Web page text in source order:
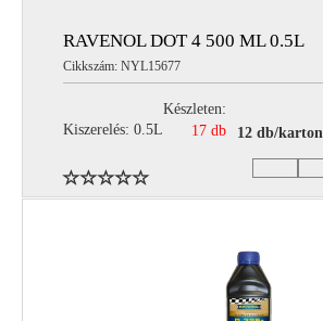
Hétfőtől – Péntekig, 8.00 – 17.00-ig
(ebédidő 12.00-12.30 között)
RAVENOL DOT 4 500 ML 0.5L
Cikkszám: NYL15677
Kiszerelés: 0.5L
Készleten:
17 db
12 db/karton